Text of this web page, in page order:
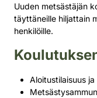
Uuden metsästäjän
täyttäneille hiljattain
henkilöille.
Aloitustilaisuus